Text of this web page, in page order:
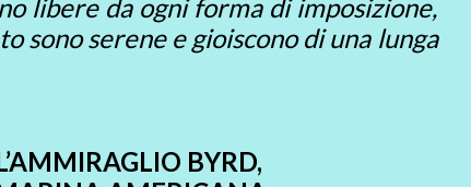
libere da ogni forma di imposizione,
sono serene e gioiscono di una lunga
BYRD,